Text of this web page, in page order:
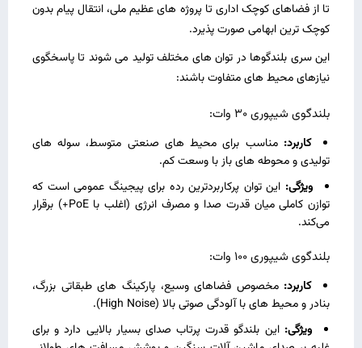
تا از فضاهای کوچک اداری تا پروژه‌ های عظیم ملی، انتقال پیام بدون
کوچک‌ ترین ابهامی صورت پذیرد.
این سری بلندگوها در توان‌ های مختلف تولید می ‌شوند تا پاسخگوی
نیازهای محیط‌ های متفاوت باشند:
بلندگوی شیپوری 30 وات:
کاربرد: مناسب برای محیط‌ های صنعتی متوسط، سوله‌ های
تولیدی و محوطه ‌های باز با وسعت کم.
ویژگی: این توان پرکاربردترین رده برای پیجینگ عمومی است که
توازن کاملی میان قدرت صدا و مصرف انرژی (اغلب با PoE+) برقرار
می‌کند.
بلندگوی شیپوری 100 وات:
کاربرد: مخصوص فضاهای وسیع، پارکینگ ‌های طبقاتی بزرگ،
بنادر و محیط‌ های با آلودگی صوتی بالا (High Noise).
ویژگی: این بلندگو قدرت پرتاب صدای بسیار بالایی دارد و برای